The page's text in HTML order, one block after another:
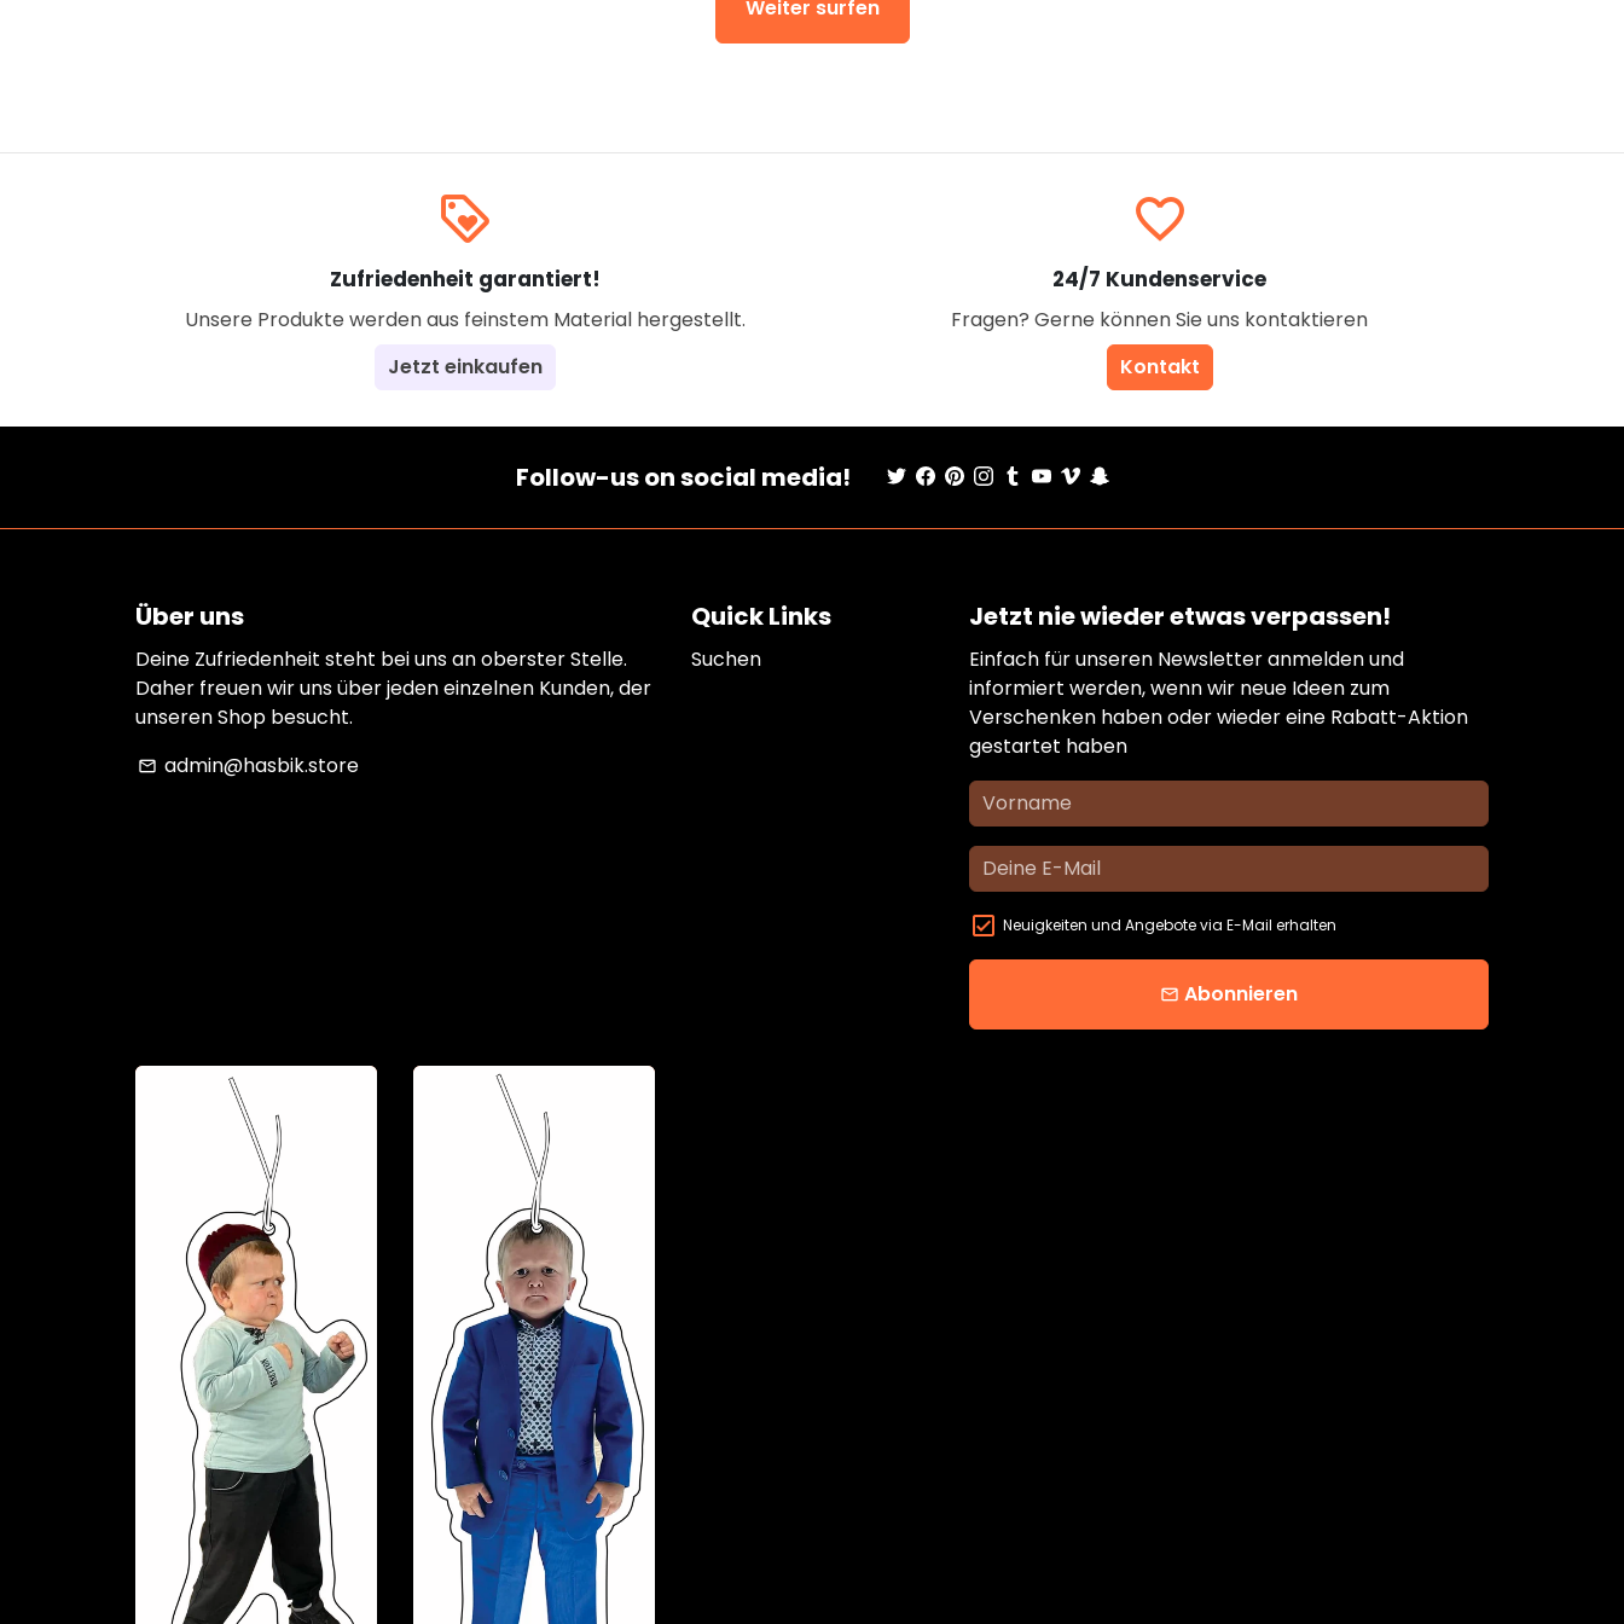
Weiter surfen
loyalty
Zufriedenheit garantiert!
Unsere Produkte werden aus feinstem Material hergestellt.
Jetzt einkaufen
favorite_border
24/7 Kundenservice
Fragen? Gerne können Sie uns kontaktieren
Kontakt
Follow-us on social media!
Über uns
Deine Zufriedenheit steht bei uns an oberster Stelle.
Daher freuen wir uns über jeden einzelnen Kunden, der
unseren Shop besucht.
email admin@hasbik.store
Quick Links
Suchen
Jetzt nie wieder etwas verpassen!
Einfach für unseren Newsletter anmelden und
informiert werden, wenn wir neue Ideen zum
Verschenken haben oder wieder eine Rabatt-Aktion
gestartet haben
Neuigkeiten und Angebote via E-Mail erhalten
email Abonnieren